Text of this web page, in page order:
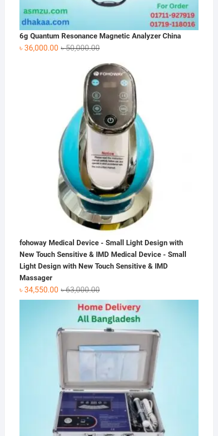
6g Quantum Resonance Magnetic Analyzer China
৳50,000.00Original
was:
৳ 50,000.00.
৳ 36,000.00
Current
is:
৳ 36,000.00.
fohoway Medical Device - Small Light Design with
New Touch Sensitive & IMD Medical Device - Small
Light Design with New Touch Sensitive & IMD
Massager
৳63,000.00Original
price
was:
৳ 63,000.00.
৳ 34,550.00
Current
price
is:
৳ 34,550.00.